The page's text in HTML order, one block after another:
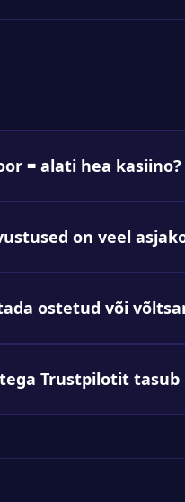
= alati hea kasiino?
on veel
ostetud või
Trustpilotit